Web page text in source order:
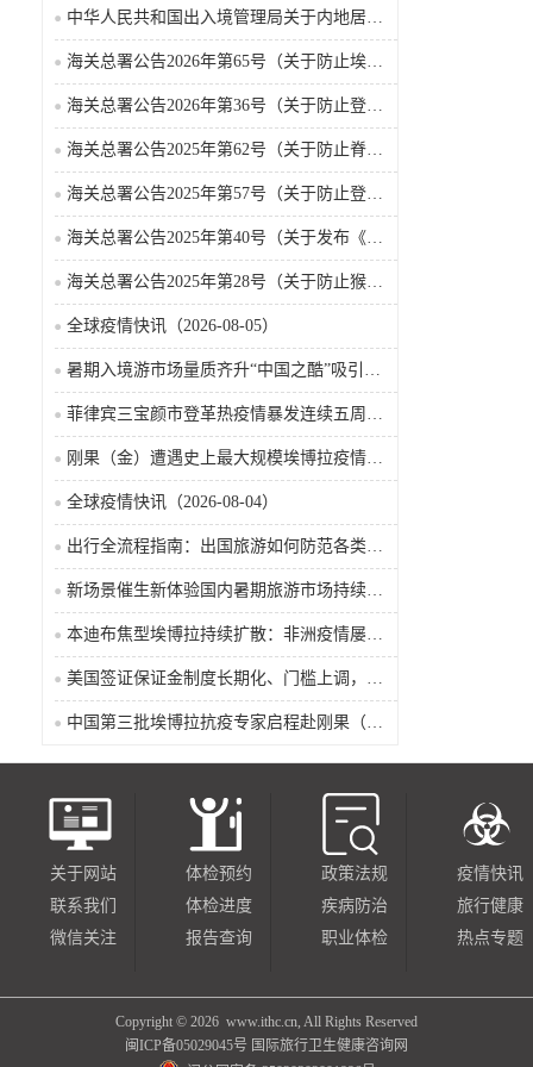
中华人民共和国出入境管理局关于内地居民前往港澳地区定居审批条件的公告（2026-06-30）
海关总署公告2026年第65号（关于防止埃博拉病毒病疫情传入我国的公告）（2026-05-18）
海关总署公告2026年第36号（关于防止登革热疫情传入我国的公告）
海关总署公告2025年第62号（关于防止脊髓灰质炎疫情传入我国的公告）
海关总署公告2025年第57号（关于防止登革热疫情传入我国的公告）
海关总署公告2025年第40号（关于发布《国境口岸传染病监测实施办法》的公告）
海关总署公告2025年第28号（关于防止猴痘疫情传入我国的公告）
全球疫情快讯（2026-08-05）
暑期入境游市场量质齐升“中国之酷”吸引全球游客
菲律宾三宝颜市登革热疫情暴发连续五周病例攀升致12人死亡
刚果（金）遭遇史上最大规模埃博拉疫情多款候选疫苗药物进入临床试验
全球疫情快讯（2026-08-04）
出行全流程指南：出国旅游如何防范各类传染病
新场景催生新体验国内暑期旅游市场持续升温
本迪布焦型埃博拉持续扩散：非洲疫情屡禁难止成因探析
美国签证保证金制度长期化、门槛上调，最高需缴纳2万美元
中国第三批埃博拉抗疫专家启程赴刚果（金）支援疫情防控
关于网站
联系我们
微信关注
体检预约
体检进度
报告查询
政策法规
疾病防治
职业体检
疫情快讯
旅行健康
热点专题
Copyright © 2026 www.ithc.cn, All Rights Reserved
闽ICP备05029045号 国际旅行卫生健康咨询网